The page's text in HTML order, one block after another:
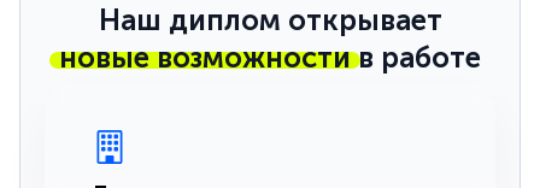
Наш диплом открывает
новые возможностив работе